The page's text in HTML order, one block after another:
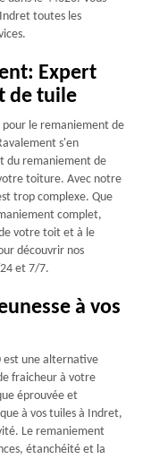
toutes les
Expert
de tuile
pour le remaniement de
s'en
du remaniement de
toiture. Avec notre
trop complexe. Que
complet,
votre toit et à le
découvrir nos
et 7/7.
à vos
est une alternative
fraicheur à votre
éprouvée et
à vos tuiles à Indret,
Le remaniement
étanchéité et la